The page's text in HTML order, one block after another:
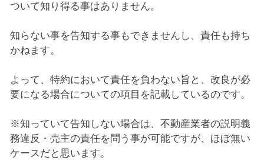
ついて知り得る事はありません。
知らない事を告知する事もできませんし、責任も持ち
かねます。
よって、特約において責任を負わない旨と、改良が必
要になる場合についての項目を記載しているのです。
※知っていて告知しない場合は、不動産業者の説明義
務違反・売主の責任を問う事が可能ですが、ほぼ無い
ケースだと思います。